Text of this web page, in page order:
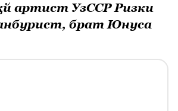
артист УзССР Ризки
брат Юнуса